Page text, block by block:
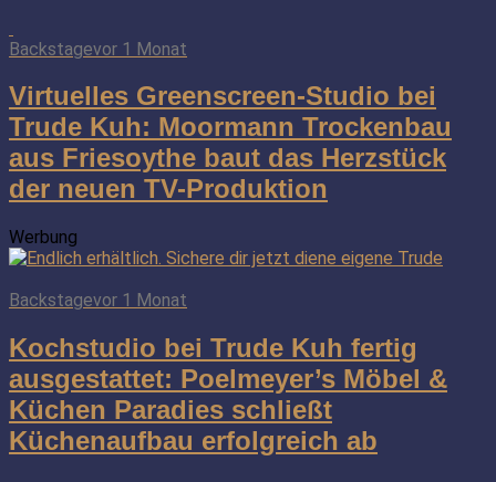
Backstagevor 1 Monat
Virtuelles Greenscreen-Studio bei
Trude Kuh: Moormann Trockenbau
aus Friesoythe baut das Herzstück
der neuen TV-Produktion
Werbung
Backstagevor 1 Monat
Kochstudio bei Trude Kuh fertig
ausgestattet: Poelmeyer’s Möbel &
Küchen Paradies schließt
Küchenaufbau erfolgreich ab